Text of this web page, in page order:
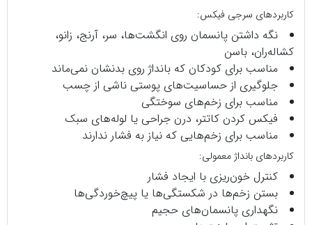
کاربردهای سرجی‌ فیکس:
نگه داشتن پانسمان روی انگشت‌ها، سر، آرنج، زانو،
کشاله‌ران، باسن
مناسب برای کودکان که بانداژ روی بدنشان نمی‌ماند
جلوگیری از حساسیت‌های پوستی ناشی از چسب
مناسب برای زخم‌های سوختگی
فیکس کردن کاتتر، درن جراحی یا لوله‌های سبک
مناسب برای زخم‌هایی که نیاز به فشار ندارند
کاربردهای بانداژ معمولی:
کنترل خون‌ریزی با ایجاد فشار
بستن زخم‌ها در شکستگی‌ها یا پیچ‌خوردگی‌ها
نگهداری پانسمان‌های حجیم